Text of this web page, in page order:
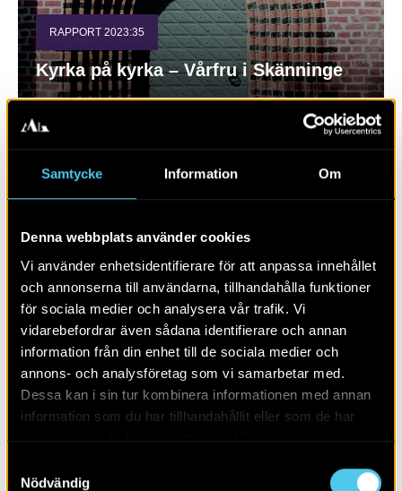
Samtycke Information Om
Denna webbplats använder cookies
Vi använder enhetsidentifierare för att anpassa innehållet
och annonserna till användarna, tillhandahålla funktioner
för sociala medier och analysera vår trafik. Vi
vidarebefordrar även sådana identifierare och annan
information från din enhet till de sociala medier och
annons- och analysföretag som vi samarbetar med.
Dessa kan i sin tur kombinera informationen med annan
information som du har tillhandahållit eller som de har
Nödvändig
RAPPORT 2023:35
Kyrka på kyrka – Vårfru i Skänninge
RAPPORT 2023:130
Sju hus från yngre stenålder